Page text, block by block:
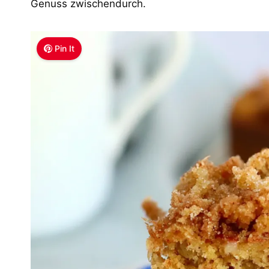
Genuss zwischendurch.
Pin It